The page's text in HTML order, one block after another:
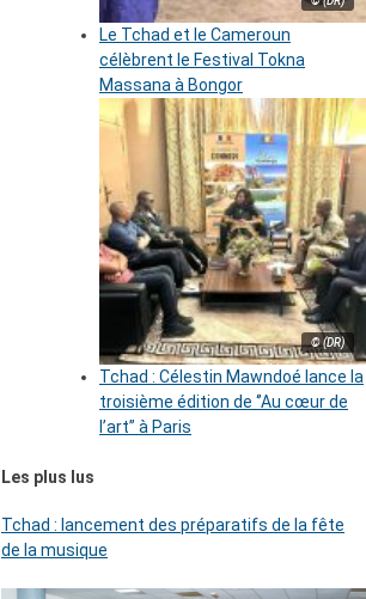
Le Tchad et le Cameroun
célèbrent le Festival Tokna
Massana à Bongor
© (DR)
Tchad : Célestin Mawndoé lance la
troisième édition de ‘’Au cœur de
l’art’’ à Paris
Les plus lus
Tchad : lancement des préparatifs de la fête
de la musique